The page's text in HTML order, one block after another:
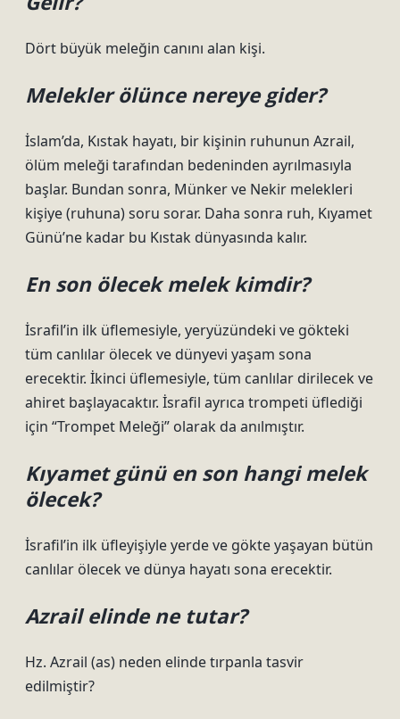
Dört büyük meleğin canını alan kişi.
Melekler ölünce nereye gider?
İslam’da, Kıstak hayatı, bir kişinin ruhunun Azrail,
ölüm meleği tarafından bedeninden ayrılmasıyla
başlar. Bundan sonra, Münker ve Nekir melekleri
kişiye (ruhuna) soru sorar. Daha sonra ruh, Kıyamet
Günü’ne kadar bu Kıstak dünyasında kalır.
En son ölecek melek kimdir?
İsrafil’in ilk üflemesiyle, yeryüzündeki ve gökteki
tüm canlılar ölecek ve dünyevi yaşam sona
erecektir. İkinci üflemesiyle, tüm canlılar dirilecek ve
ahiret başlayacaktır. İsrafil ayrıca trompeti üflediği
için “Trompet Meleği” olarak da anılmıştır.
Kıyamet günü en son hangi melek
ölecek?
İsrafil’in ilk üfleyişiyle yerde ve gökte yaşayan bütün
canlılar ölecek ve dünya hayatı sona erecektir.
Azrail elinde ne tutar?
Hz. Azrail (as) neden elinde tırpanla tasvir
edilmiştir?